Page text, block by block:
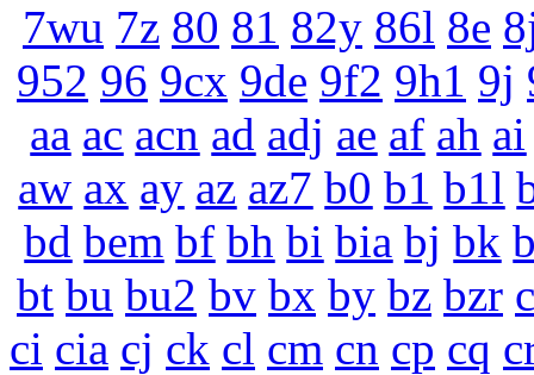
7wu 7z 80 81 82y 86l 8e
952 96 9cx 9de 9f2 9h1 9j
aa ac acn ad adj ae af ah ai
aw ax ay az az7 b0 b1 b1l
bd bem bf bh bi bia bj bk
bt bu bu2 bv bx by bz bzr
ci cia cj ck cl cm cn cp cq